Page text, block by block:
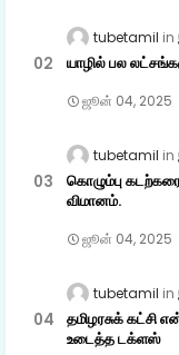
tubetamil
யாழில் பல
ஜூன் 04, 2025
tubetamil
கொழும்பு
விமானம்.
ஜூன் 04, 2025
tubetamil
தமிழரசுக்
உடைத்த டக்ளஸ்